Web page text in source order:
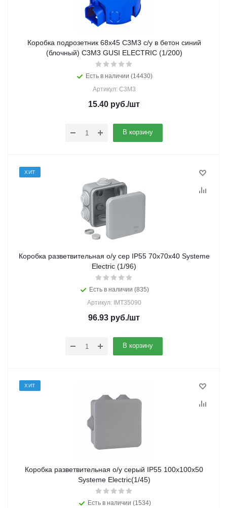
Коробка подрозетник 68х45 С3М3 с/у в бетон синий
(блочный) С3М3 GUSI ELECTRIC (1/200)
Есть в наличии (14430)
Артикул: С3М3
15.40 руб./шт
В корзину
ХИТ
Коробка разветвительная о/у сер IP55 70х70х40 Systeme
Electric (1/96)
Есть в наличии (835)
Артикул: IMT35090
96.93 руб./шт
В корзину
ХИТ
Коробка разветвительная о/у серый IP55 100х100х50
Systeme Electric(1/45)
Есть в наличии (1534)